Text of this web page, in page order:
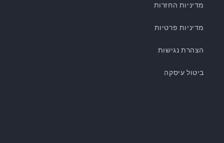
מדיניות החזרות
מדיניות פרטיות
הצהרת נגישות
ביטול עיסקה